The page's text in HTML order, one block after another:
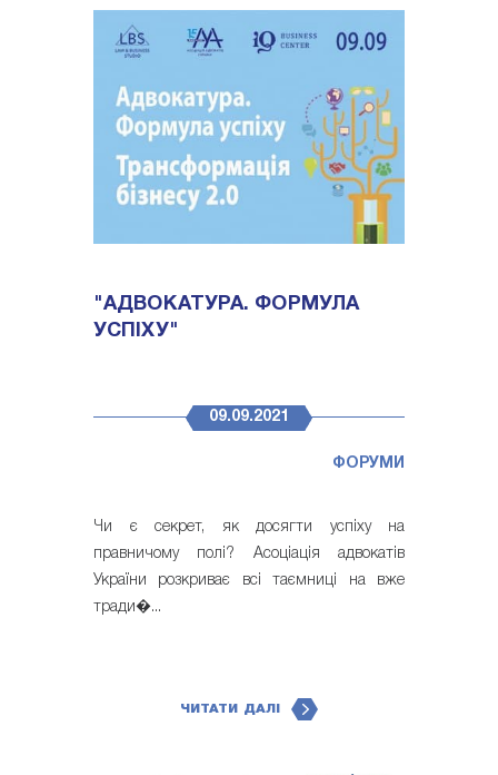
"АДВОКАТУРА. ФОРМУЛА
УСПІХУ"
09.09.2021
ФОРУМИ
Чи є секрет, як досягти успіху на
правничому полі? Асоціація адвокатів
України розкриває всі таємниці на вже
тради�...
ЧИТАТИ ДАЛІ